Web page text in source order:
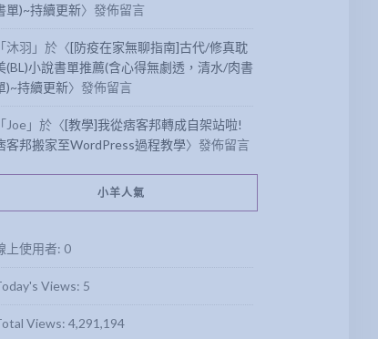
單)~持續更新〉發佈留言
「沐羽 」於〈[防疫在家無聊指南]古代/修真耽
(BL)小說書單推薦(含心得無劇透，清水/肉書
)~持續更新〉發佈留言
「Joe 」於〈[教學]我從痞客邦轉成自架站啦!
客邦搬家至WordPress過程教學〉發佈留言
小羊人氣
上使用者: 0
Views: 5
Views: 4,291,194